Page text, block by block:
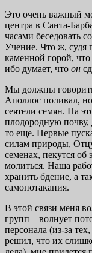
Это очень важный
центра в Санта-
часами беседовать
Учение. Что ж, судя
каменной горой,
ибо думает, что он
Мы должны
Аполлос поливал,
сеятели семян. На
плодородную почву,
то еще. Первые
силам природы,
семенах, пекутся
молиться. Наша
хранить бдение, а
самопотакания.
В этой связи меня
групп – волнует
персонала (из-за
решил, что их